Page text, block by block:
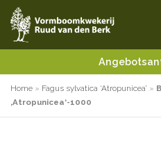
Home » Fagus sylvatica ‘Atropunicea’ »
‚Atropunicea‘-1000